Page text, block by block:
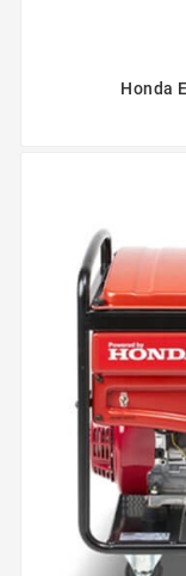
Honda